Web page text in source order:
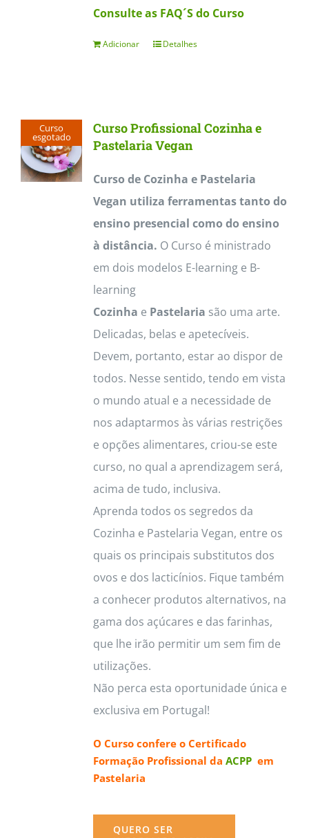
Consulte as FAQ´S do Curso
Adicionar Detalhes
Curso
esgotado
Curso Profissional Cozinha e
Pastelaria Vegan
Curso de Cozinha e Pastelaria
Vegan utiliza ferramentas tanto do
ensino presencial como do ensino
à distância. O Curso é ministrado
em dois modelos E-learning e B-
learning
Cozinha e Pastelaria são uma arte.
Delicadas, belas e apetecíveis.
Devem, portanto, estar ao dispor de
todos. Nesse sentido, tendo em vista
o mundo atual e a necessidade de
nos adaptarmos às várias restrições
e opções alimentares, criou-se este
curso, no qual a aprendizagem será,
acima de tudo, inclusiva.
Aprenda todos os segredos da
Cozinha e Pastelaria Vegan, entre os
quais os principais substitutos dos
ovos e dos lacticínios. Fique também
a conhecer produtos alternativos, na
gama dos açúcares e das farinhas,
que lhe irão permitir um sem fim de
utilizações.
Não perca esta oportunidade única e
exclusiva em Portugal!
O Curso confere o Certificado
Formação Profissional da ACPPem
Pastelaria
QUERO SER